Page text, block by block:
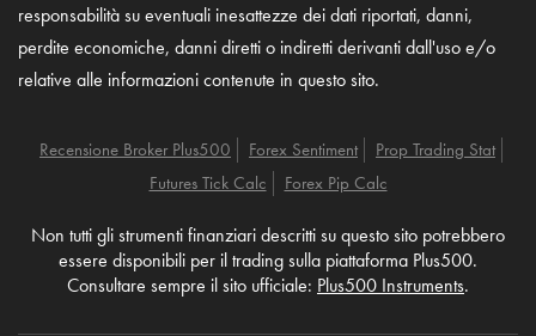
responsabilità su eventuali inesattezze dei dati riportati, danni,
perdite economiche, danni diretti o indiretti derivanti dall'uso e/o
relative alle informazioni contenute in questo sito.
Recensione Broker Plus500 Forex Sentiment
Prop Trading Stat
Futures Tick Calc
Forex Pip Calc
Non tutti gli strumenti finanziari descritti su questo sito potrebbero
essere disponibili per il trading sulla piattaforma Plus500.
Consultare sempre il sito ufficiale: Plus500 Instruments.